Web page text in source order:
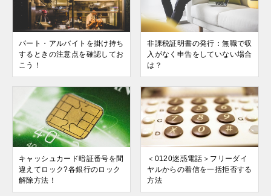
パート・アルバイトを掛け持ち
するときの注意点を確認してお
こう！
非課税証明書の発行：無職で収
入がなく申告をしていない場合
は？
キャッシュカード暗証番号を間
違えてロック?各銀行のロック
解除方法！
＜0120迷惑電話＞フリーダイ
ヤルからの着信を一括拒否する
方法